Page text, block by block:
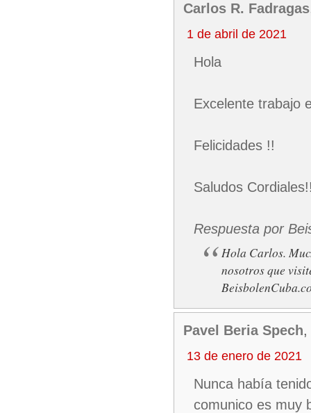
Carlos R. Fadragas
1 de abril de 2021
Hola
Excelente trabajo
Felicidades !!
Saludos
Respuesta por
Hola Carlos.
nosotros que
Pavel Beria Spech,
13 de enero de 2021
Nunca había
comunico es muy